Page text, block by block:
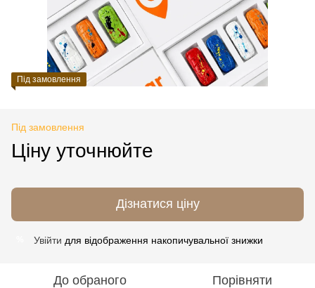
Під замовлення
Під замовлення
Ціну уточнюйте
Дізнатися ціну
Увійти для відображення накопичувальної знижки
До обраного Порівняти